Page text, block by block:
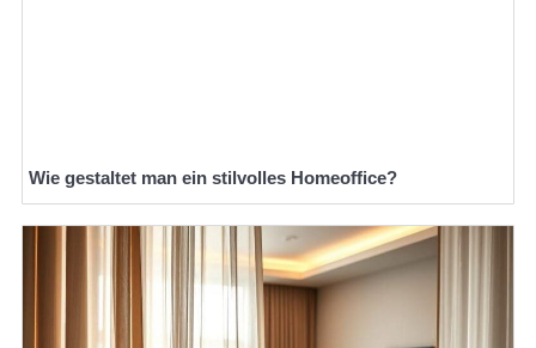
Wie gestaltet man ein stilvolles Homeoffice?